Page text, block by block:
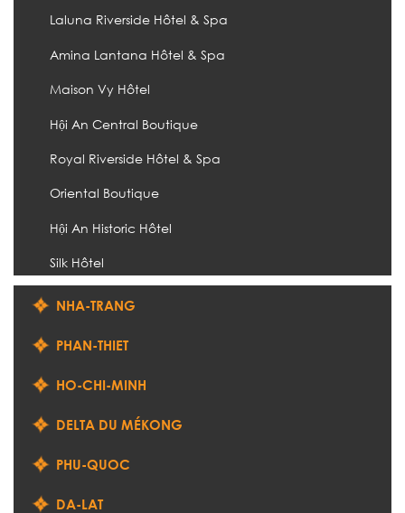
Laluna Riverside Hôtel & Spa
Amina Lantana Hôtel & Spa
Maison Vy Hôtel
Hội An Central Boutique
Royal Riverside Hôtel & Spa
Oriental Boutique
Hội An Historic Hôtel
Silk Hôtel
NHA-TRANG
PHAN-THIET
HO-CHI-MINH
DELTA DU MÉKONG
PHU-QUOC
DA-LAT